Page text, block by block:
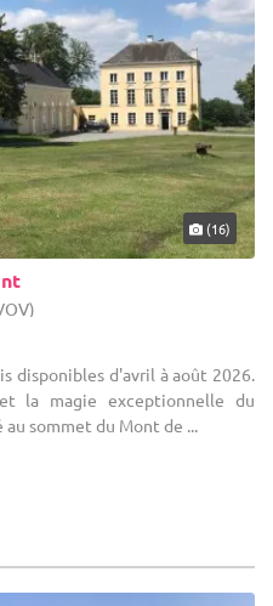
(16)
disponibles d'avril à août 2026.
la magie exceptionnelle du
sommet du Mont de ...